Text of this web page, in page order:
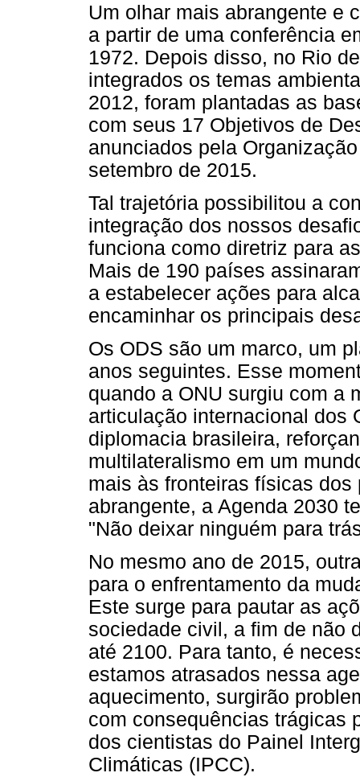
Um olhar mais abrangente e
a partir de uma conferência
1972. Depois disso, no Rio
integrados os temas
2012, foram plantadas as
com seus 17 Objetivos de
anunciados pela
setembro de 2015.
Tal trajetória possibilitou a
integração dos nossos
funciona como diretriz para
Mais de 190 países
a estabelecer ações para
encaminhar os principais
Os ODS são um marco, um
anos seguintes. Esse
quando a ONU surgiu com a
articulação internacional dos
diplomacia brasileira,
multilateralismo em um
mais às fronteiras físicas
abrangente, a Agenda 2030
"Não deixar ninguém para
No mesmo ano de 2015,
para o enfrentamento da
Este surge para pautar as
sociedade civil, a fim de não
até 2100. Para tanto, é
estamos atrasados nessa
aquecimento, surgirão
com consequências trágicas
dos cientistas do Painel
Climáticas (IPCC).